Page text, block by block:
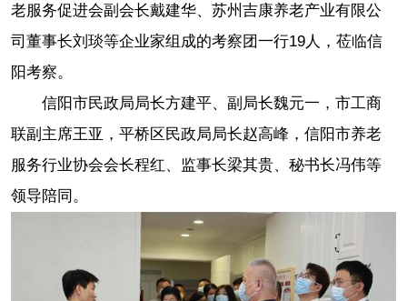
老服务促进会副会长戴建华、苏州吉康养老产业有限公
司董事长刘琰等企业家组成的考察团一行19人，莅临信
阳考察。
信阳市民政局局长方建平、副局长魏元一，市工商
联副主席王亚，平桥区民政局局长赵高峰，信阳市养老
服务行业协会会长程红、监事长梁其贵、秘书长冯伟等
领导陪同。